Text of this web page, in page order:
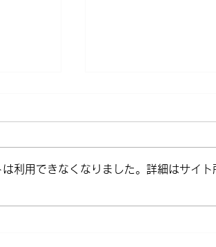
を！
利用できなくなりました。詳細はサイ